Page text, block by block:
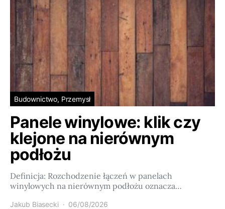
Budownictwo, Przemysł
Panele winylowe: klik czy
klejone na nierównym
podłożu
Definicja: Rozchodzenie łączeń w panelach
winylowych na nierównym podłożu oznacza…
Jakub Biasecki 06/08/2026